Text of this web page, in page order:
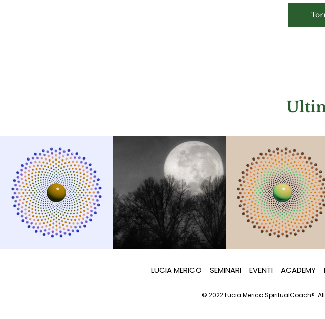
LUCIA MERICO SEMINARI EVENTI ACADEMY
© 2022 Lucia Merico SpiritualCoach®.